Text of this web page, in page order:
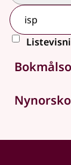
Ingen treff